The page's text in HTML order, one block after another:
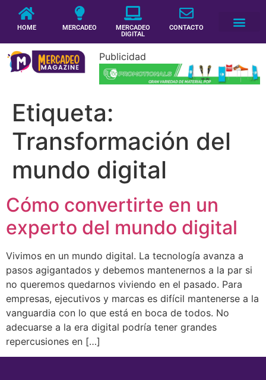
HOME MERCADEO
MERCADEO
DIGITAL
CONTACTO
Publicidad
Etiqueta:
Transformación del
mundo digital
Cómo convertirte en un
experto del mundo digital
Vivimos en un mundo digital. La tecnología avanza a
pasos agigantados y debemos mantenernos a la par si
no queremos quedarnos viviendo en el pasado. Para
empresas, ejecutivos y marcas es difícil mantenerse a la
vanguardia con lo que está en boca de todos. No
adecuarse a la era digital podría tener grandes
repercusiones en […]